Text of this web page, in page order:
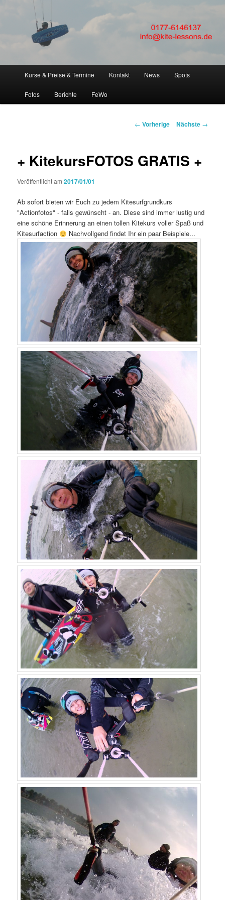
KITESURFEN LERNEN in
Kiteschule Kitekurs um Kiel
Eckernförde Hamburg
Anfänger in Kiteschule Kitesurfschule um Kiel, Eckernförde, Laboe,
Hamburg, Fehmarn, SPO
Zum
Inhalt
Kurse & Preise & Termine Kontakt News Spots
Fotos Berichte FeWo
Artikelnavigation
← Vorherige Nächste →
+ KitekursFOTOS GRATIS +
Veröffentlicht am2017/01/01
Ab sofort bieten wir Euch zu jedem Kitesurfgrundkurs
"Actionfotos" - falls gewünscht - an. Diese sind immer lustig und
eine schöne Erinnerung an einen tollen Kitekurs voller Spaß und
Kitesurfaction
Nachvollgend findet Ihr ein paar Beispiele...